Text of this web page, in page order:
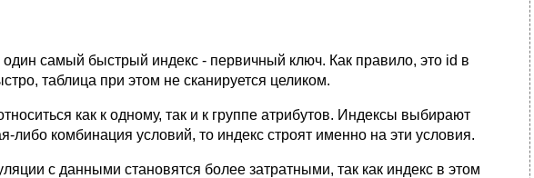
самый быстрый индекс - первичный ключ. Как правило, это id в
таблица при этом не сканируется целиком.
как к одному, так и к группе атрибутов. Индексы выбирают
либо комбинация условий, то индекс строят именно на эти условия.
с данными становятся более затратными, так как индекс в этом